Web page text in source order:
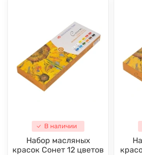
В наличии
Набор масляных
красок Сонет 12 цветов